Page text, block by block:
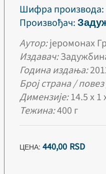
Шифра производа:
Произвођач:
Аутор:јеромонах
Издавач:
Година издања:
Број страна /
Димензије:14.5 х 1
Тежина:400 г
ЦЕНА: 440,00 RSD